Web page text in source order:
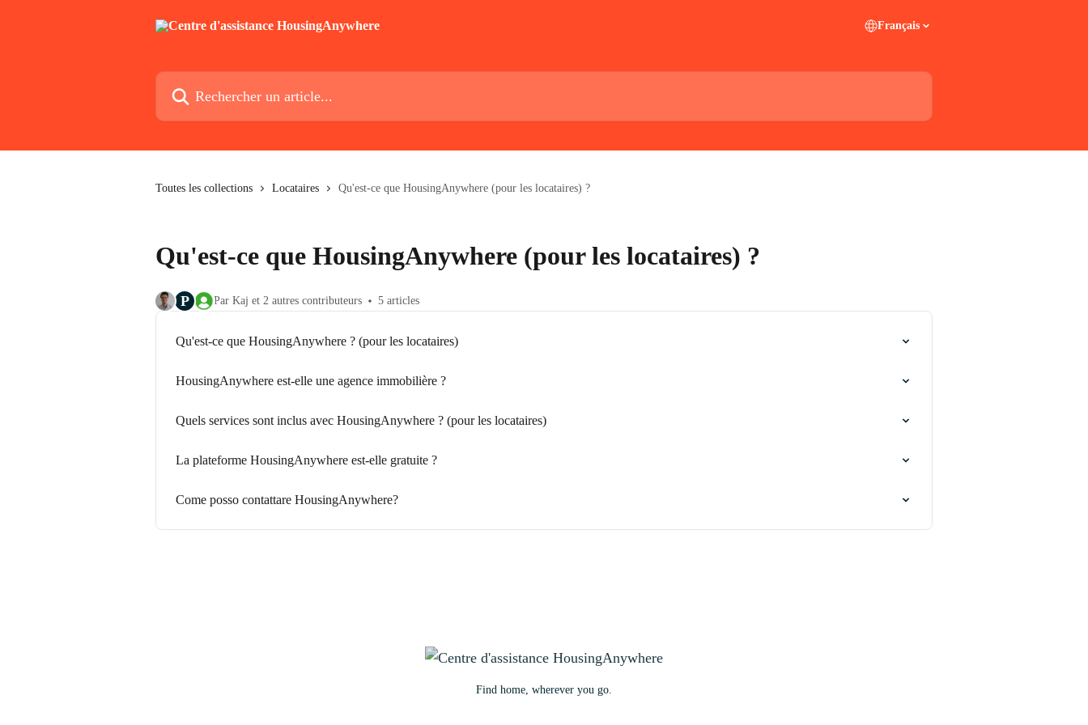
Français
Rechercher un article...
Toutes les collections Locataires Qu'est-ce que HousingAnywhere (pour les locataires) ?
Qu'est-ce que HousingAnywhere (pour les locataires) ?
P Par Kaj et 2 autres contributeurs 5 articles
Qu'est-ce que HousingAnywhere ? (pour les locataires)
HousingAnywhere est-elle une agence immobilière ?
Quels services sont inclus avec HousingAnywhere ? (pour les locataires)
La plateforme HousingAnywhere est-elle gratuite ?
Come posso contattare HousingAnywhere?
Find home, wherever you go.